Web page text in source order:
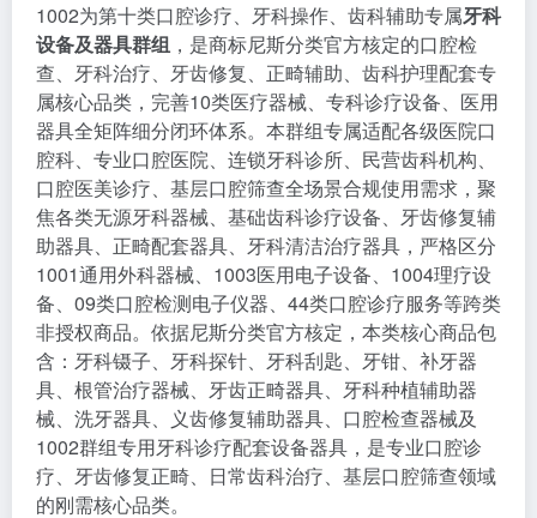
1002为第十类口腔诊疗、牙科操作、齿科辅助专属牙科
设备及器具群组 ，是商标尼斯分类官方核定的口腔检
查、牙科治疗、牙齿修复、正畸辅助、齿科护理配套专
属核心品类，完善10类医疗器械、专科诊疗设备、医用
器具全矩阵细分闭环体系。本群组专属适配各级医院口
腔科、专业口腔医院、连锁牙科诊所、民营齿科机构、
口腔医美诊疗、基层口腔筛查全场景合规使用需求，聚
焦各类无源牙科器械、基础齿科诊疗设备、牙齿修复辅
助器具、正畸配套器具、牙科清洁治疗器具，严格区分
1001通用外科器械、1003医用电子设备、1004理疗设
备、09类口腔检测电子仪器、44类口腔诊疗服务等跨类
非授权商品。依据尼斯分类官方核定，本类核心商品包
含：牙科镊子、牙科探针、牙科刮匙、牙钳、补牙器
具、根管治疗器械、牙齿正畸器具、牙科种植辅助器
械、洗牙器具、义齿修复辅助器具、口腔检查器械及
1002群组专用牙科诊疗配套设备器具，是专业口腔诊
疗、牙齿修复正畸、日常齿科治疗、基层口腔筛查领域
的刚需核心品类。